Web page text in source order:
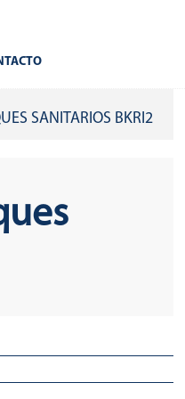
SANITARIOS BKRI2